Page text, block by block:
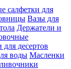
салфетки для
Вазы для
Держатели и
десертов
воды Масленки